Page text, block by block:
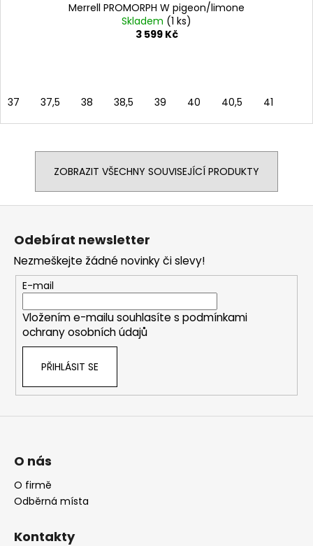
Merrell PROMORPH W pigeon/limone
Skladem (1 ks)
3 599 Kč
37 37,5 38 38,5 39 40 40,5 41
ZOBRAZIT VŠECHNY SOUVISEJÍCÍ PRODUKTY
Odebírat newsletter
Nezmeškejte žádné novinky či slevy!
E-mail
Vložením e-mailu souhlasíte s podmínkami
ochrany osobních údajů
PŘIHLÁSIT SE
O nás
O firmě
Odběrná místa
Kontakty